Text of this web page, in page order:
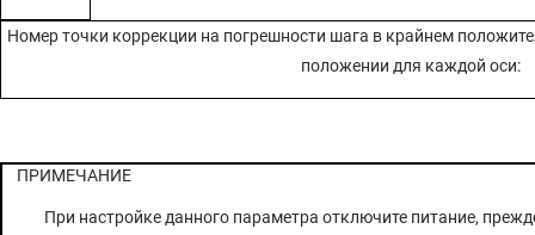
Номер точки коррекции на погрешности шага в крайнем
положении для каждой оси:
ПРИМЕЧАНИЕ
При настройке данного параметра отключите питание,